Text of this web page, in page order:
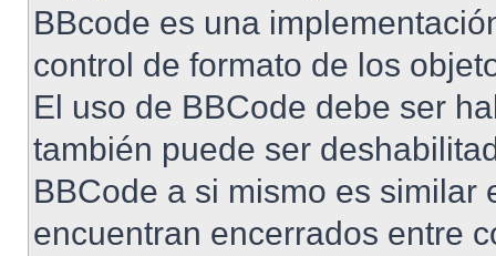
BBcode es una
control de formato de los
El uso de BBCode debe ser
también puede ser
BBCode a si mismo es similar
encuentran encerrados entre